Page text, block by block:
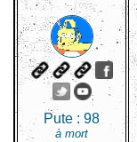
Pute : 98
à mort